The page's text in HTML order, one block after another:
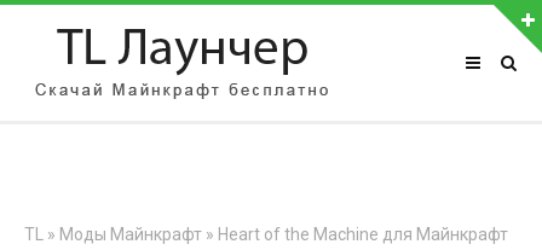
АВТОРИЗАЦИЯ НА САЙТЕ
Регистрация
TL » Моды Майнкрафт » Heart of the Machine для Майнкрафт